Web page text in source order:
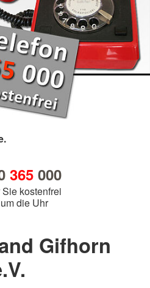
365000
Sie kostenfrei
die Uhr
Gifhorn